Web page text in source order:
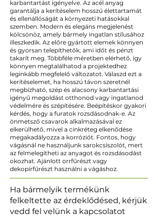
karbantartást igényelve. Az acél anyag
garantálja a kerítéselem hosszú élettartamát
és ellenállóságát a környezeti hatásokkal
szemben. Modern és elegáns megjelenést
kölcsönöz, amely bármely ingatlan stílusához
illeszkedik. Az előre gyártott elemek könnyen
és gyorsan telepíthetők, ami időt és pénzt
takarít meg. Többféle méretben elérhető, így
könnyen megtalálhatod a projektedhez
leginkább megfelelő változatot. Válaszd ezt a
kerítéselemet, ha hosszú távon szeretnél
megbízható, szép és alacsony karbantartási
igényű megoldást otthonod vagy ingatlanod
védelmére és szépítésére. Beépítéskor gyakori
kérdés, hogy a furatok rozsdásodnak-e. Az
önmetsző csavarok alkalmazásával ez
elkerülhető, mivel a cinkréteg elkenődése
megakadályozza a korróziót. Fontos, hogy
vágásnál ne használjunk sarokcsiszolót, mert
az felmelegítheti az anyagot és rozsdásodást
okozhat. Ajánlott orrfűrészt vagy
dekopírfűrészt használni a vágáshoz.
Ha bármelyik termékünk
felkeltette az érdeklődésed, kérjük
vedd fel velünk a kapcsolatot